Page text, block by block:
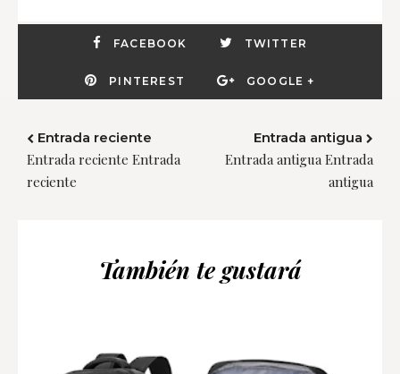
FACEBOOK TWITTER
PINTEREST GOOGLE +
Entrada reciente
Entrada reciente Entrada
reciente
Entrada antigua
Entrada antigua Entrada
antigua
También te gustará